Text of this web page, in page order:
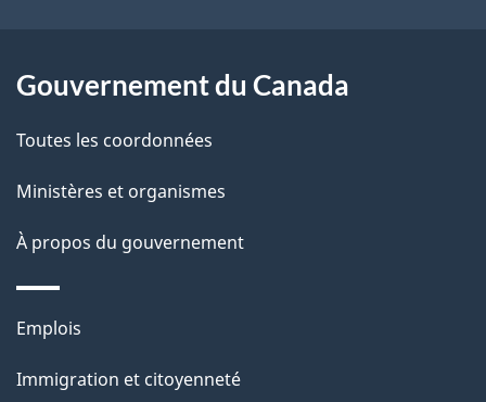
l
p
a
g
e
Gouvernement du Canada
Toutes les coordonnées
Ministères et organismes
À propos du gouvernement
Thèmes
sujets
Emplois
Immigration et citoyenneté